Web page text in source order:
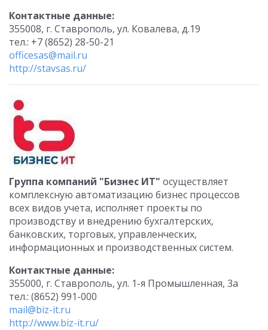
Контактные данные:
355008, г. Ставрополь, ул. Ковалева, д.19
тел.: +7 (8652) 28-50-21
officesas@mail.ru
http://stavsas.ru/
Группа компаний "Бизнес ИТ" осуществляет
комплексную автоматизацию бизнес процессов
всех видов учета, исполняет проекты по
производству и внедрению бухгалтерских,
банковских, торговых, управленческих,
информационных и производственных систем.
Контактные данные:
355000, г. Ставрополь, ул. 1-я Промышленная, 3а
тел.: (8652) 991-000
mail@biz-it.ru
http://www.biz-it.ru/